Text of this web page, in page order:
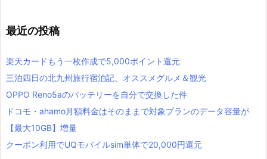
最近の投稿
楽天カードもう一枚作成で5,000ポイント還元
三泊四日の北九州旅行宿泊記、オススメグルメ＆観光
OPPO Reno5aのバッテリーを自分で交換した件
ドコモ・ahamo月額料金はそのままで対象プランのデータ容量が
【最大10GB】増量
クーポン利用でUQモバイルsim単体で20,000円還元